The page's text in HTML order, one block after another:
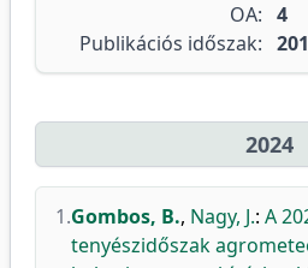
OA: 4
Publikációs időszak:
2024
1.Gombos, B., Nagy, J.: A
tenyészidőszak